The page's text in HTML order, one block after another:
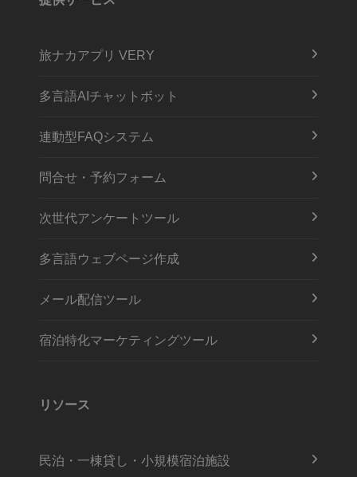
旅ナカアプリ VERY
多言語AIチャットボット
連動型FAQシステム
問合せ・予約フォーム
次世代アンケートツール
多言語ウェブページ作成
メール配信ツール
宿泊特化マーケティングツール
リソース
民泊・一棟貸し・小規模宿泊施設